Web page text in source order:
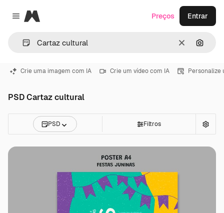
Close menu
Magnific
Limpar
Preços Entrar
Crie uma imagem com IA Crie um vídeo com IA Personalize
PSD Cartaz cultural
PSD Filtros